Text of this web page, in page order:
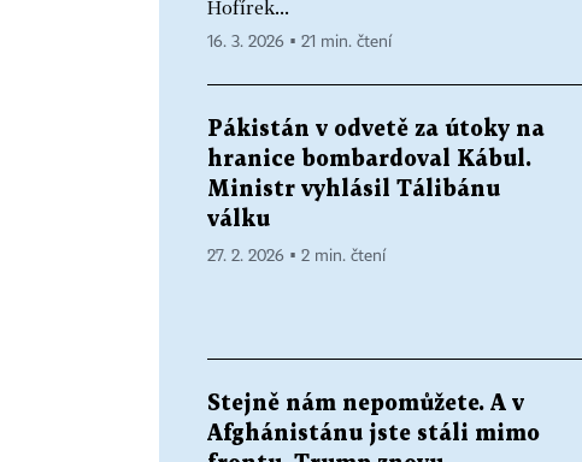
Hofírek...
16. 3. 2026 ▪ 21 min. čtení
Pákistán v odvetě za útoky na
hranice bombardoval Kábul.
Ministr vyhlásil Tálibánu
válku
27. 2. 2026 ▪ 2 min. čtení
Stejně nám nepomůžete. A v
Afghánistánu jste stáli mimo